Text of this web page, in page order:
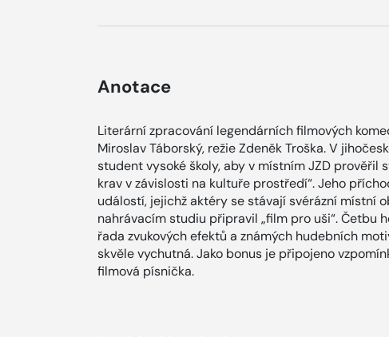
Anotace
Literární zpracování legendárních filmových
Miroslav Táborský, režie Zdeněk Troška. V
student vysoké školy, aby v místním JZD prověřil
krav v závislosti na kultuře prostředí“. Jeho
událostí, jejichž aktéry se stávají svérázní místní
nahrávacím studiu připravil „film pro uši“. Četbu
řada zvukových efektů a známých hudebních
skvěle vychutná. Jako bonus je připojeno
filmová písnička.